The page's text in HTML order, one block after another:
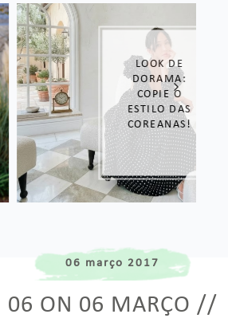
LOOK DE
DORAMA:
COPIE O
ESTILO DAS
COREANAS!
06 março 2017
06 ON 06 MARÇO //